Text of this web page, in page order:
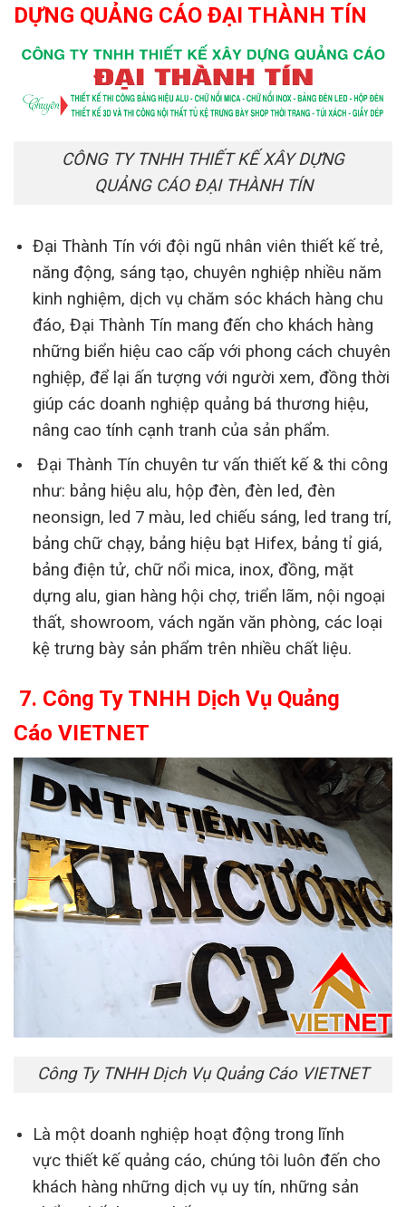
DỰNG QUẢNG CÁO ĐẠI THÀNH TÍN
CÔNG TY TNHH THIẾT KẾ XÂY DỰNG
QUẢNG CÁO ĐẠI THÀNH TÍN
Đại Thành Tín với đội ngũ nhân viên thiết kế trẻ,
năng động, sáng tạo, chuyên nghiệp nhiều năm
kinh nghiệm, dịch vụ chăm sóc khách hàng chu
đáo, Đại Thành Tín mang đến cho khách hàng
những biển hiệu cao cấp với phong cách chuyên
nghiệp, để lại ấn tượng với người xem, đồng thời
giúp các doanh nghiệp quảng bá thương hiệu,
nâng cao tính cạnh tranh của sản phẩm.
Đại Thành Tín chuyên tư vấn thiết kế & thi công
như: bảng hiệu alu, hộp đèn, đèn led, đèn
neonsign, led 7 màu, led chiếu sáng, led trang trí,
bảng chữ chạy, bảng hiệu bạt Hifex, bảng tỉ giá,
bảng điện tử, chữ nổi mica, inox, đồng, mặt
dựng alu, gian hàng hội chợ, triển lãm, nội ngoại
thất, showroom, vách ngăn văn phòng, các loại
kệ trưng bày sản phẩm trên nhiều chất liệu.
7. Công Ty TNHH Dịch Vụ Quảng
Cáo VIETNET
Công Ty TNHH Dịch Vụ Quảng Cáo VIETNET
Là một doanh nghiệp hoạt động trong lĩnh
vực thiết kế quảng cáo, chúng tôi luôn đến cho
khách hàng những dịch vụ uy tín, những sản